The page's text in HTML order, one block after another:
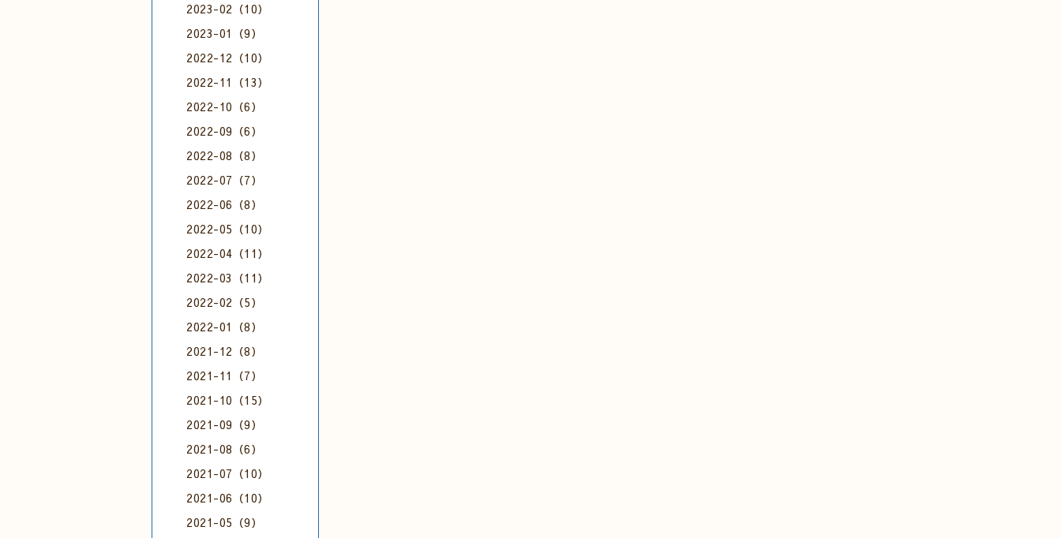
2023-02（10）
2023-01（9）
2022-12（10）
2022-11（13）
2022-10（6）
2022-09（6）
2022-08（8）
2022-07（7）
2022-06（8）
2022-05（10）
2022-04（11）
2022-03（11）
2022-02（5）
2022-01（8）
2021-12（8）
2021-11（7）
2021-10（15）
2021-09（9）
2021-08（6）
2021-07（10）
2021-06（10）
2021-05（9）